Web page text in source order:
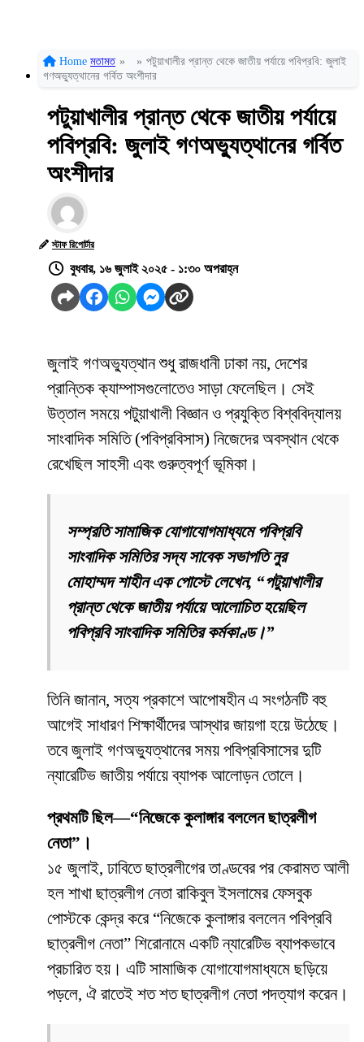
Home মতামত » » পটুয়াখালীর প্রান্ত থেকে জাতীয় পর্যায়ে পবিপ্রবি: জুলাই
গণঅভ্যুত্থানের গর্বিত অংশীদার
পটুয়াখালীর প্রান্ত থেকে জাতীয় পর্যায়ে
পবিপ্রবি: জুলাই গণঅভ্যুত্থানের গর্বিত
অংশীদার
স্টাফ রিপোর্টার
বুধবার, ১৬ জুলাই ২০২৫ - ১:৩০ অপরাহ্ন
জুলাই গণঅভ্যুত্থান শুধু রাজধানী ঢাকা নয়, দেশের
প্রান্তিক ক্যাম্পাসগুলোতেও সাড়া ফেলেছিল। সেই
উত্তাল সময়ে পটুয়াখালী বিজ্ঞান ও প্রযুক্তি বিশ্ববিদ্যালয়
সাংবাদিক সমিতি (পবিপ্রবিসাস) নিজেদের অবস্থান থেকে
রেখেছিল সাহসী এবং গুরুত্বপূর্ণ ভূমিকা।
সম্প্রতি সামাজিক যোগাযোগমাধ্যমে পবিপ্রবি
সাংবাদিক সমিতির সদ্য সাবেক সভাপতি নুর
মোহাম্মদ শাহীন এক পোস্টে লেখেন, “পটুয়াখালীর
প্রান্ত থেকে জাতীয় পর্যায়ে আলোচিত হয়েছিল
পবিপ্রবি সাংবাদিক সমিতির কর্মকাণ্ড।”
তিনি জানান, সত্য প্রকাশে আপোষহীন এ সংগঠনটি বহু
আগেই সাধারণ শিক্ষার্থীদের আস্থার জায়গা হয়ে উঠেছে।
তবে জুলাই গণঅভ্যুত্থানের সময় পবিপ্রবিসাসের দুটি
ন্যারেটিভ জাতীয় পর্যায়ে ব্যাপক আলোড়ন তোলে।
প্রথমটি ছিল—“নিজেকে কুলাঙ্গার বললেন ছাত্রলীগ
নেতা”।
১৫ জুলাই, ঢাবিতে ছাত্রলীগের তাণ্ডবের পর কেরামত আলী
হল শাখা ছাত্রলীগ নেতা রাকিবুল ইসলামের ফেসবুক
পোস্টকে কেন্দ্র করে “নিজেকে কুলাঙ্গার বললেন পবিপ্রবি
ছাত্রলীগ নেতা” শিরোনামে একটি ন্যারেটিভ ব্যাপকভাবে
প্রচারিত হয়। এটি সামাজিক যোগাযোগমাধ্যমে ছড়িয়ে
পড়লে, ঐ রাতেই শত শত ছাত্রলীগ নেতা পদত্যাগ করেন।